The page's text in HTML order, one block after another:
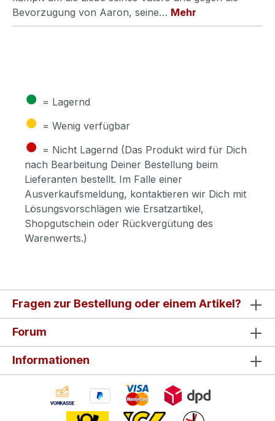
Bevorzugung von Aaron, seine… Mehr
● = Lagernd
● = Wenig verfügbar
● = Nicht Lagernd (Das Produkt wird für Dich
nach Bearbeitung Deiner Bestellung beim
Lieferanten bestellt. Im Falle einer
Ausverkaufsmeldung, kontaktieren wir Dich mit
Lösungsvorschlägen wie Ersatzartikel,
Shopgutschein oder Rückvergütung des
Warenwerts.)
Fragen zur Bestellung oder einem Artikel?
Forum
Informationen